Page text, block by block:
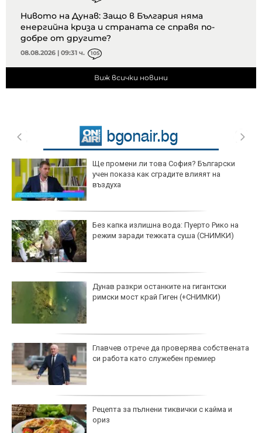
Нивото на Дунав: Защо в България няма
енергийна криза и страната се справя по-
добре от другите?
08.08.2026 | 09:31 ч. 105
Виж всички новини
Ще промени ли това София? Български
учен показа как сградите влияят на
въздуха
Без капка излишна вода: Пуерто Рико на
режим заради тежката суша (СНИМКИ)
Дунав разкри останките на гигантски
римски мост край Гиген (+СНИМКИ)
Главчев отрече да проверява собствената
си работа като служебен премиер
Рецепта за пълнени тиквички с кайма и
ориз